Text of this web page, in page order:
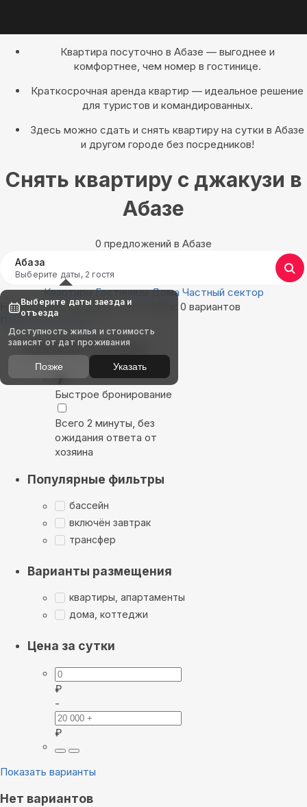
Квартира посуточно в Абазе — выгоднее и
комфортнее, чем номер в гостинице.
Краткосрочная аренда квартир — идеальное решение
для туристов и командированных.
Здесь можно сдать и снять квартиру на сутки в Абазе
и другом городе без посредников!
Снять квартиру с джакузи в
Абазе
0 предложений в Абазе
Абаза
Выберите даты, 2 гостя
Квартиры Гостиницы Дома Частный сектор
Найдём, где остановиться в Абазе: 0 вариантов
Показать на карте
Выбирайте лучшее
Быстрое бронирование
Всего 2 минуты, без
ожидания ответа от
хозяина
Популярные фильтры
бассейн
включён завтрак
трансфер
Варианты размещения
квартиры, апартаменты
дома, коттеджи
Цена за сутки
₽
-
₽
Показать варианты
Нет вариантов
Выберите даты заезда и
отъезда
Доступность жилья и стоимость
зависят от дат проживания
Позже Указать